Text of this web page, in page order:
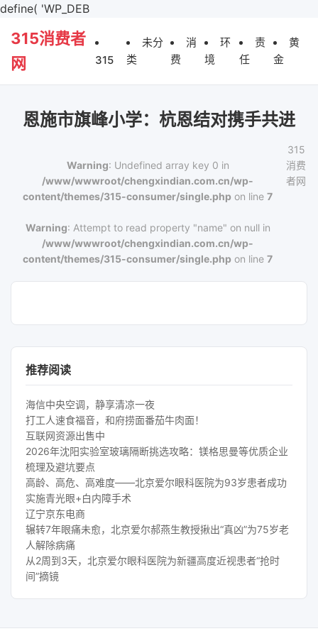
define( 'WP_DEB
315消费者
网
315
未分
类
消
费
环
境
责
任
黄
金
恩施市旗峰小学：杭恩结对携手共进
Warning: Undefined array key 0 in
/www/wwwroot/chengxindian.com.cn/wp-
content/themes/315-consumer/single.php on line7
Warning: Attempt to read property "name" on null in
/www/wwwroot/chengxindian.com.cn/wp-
content/themes/315-consumer/single.php on line7
315
消费
者网
推荐阅读
海信中央空调，静享清凉一夜
打工人速食福音，和府捞面番茄牛肉面！
互联网资源出售中
2026年沈阳实验室玻璃隔断挑选攻略：镁格思曼等优质企业
梳理及避坑要点
高龄、高危、高难度——北京爱尔眼科医院为93岁患者成功
实施青光眼+白内障手术
辽宁京东电商
辗转7年眼痛未愈，北京爱尔郝燕生教授揪出“真凶”为75岁老
人解除病痛
从2周到3天，北京爱尔眼科医院为新疆高度近视患者“抢时
间”摘镜